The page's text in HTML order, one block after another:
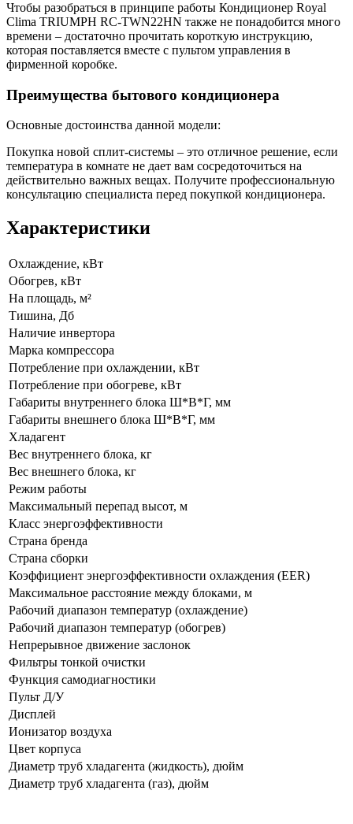
Чтобы разобраться в принципе работы Кондиционер Royal
Clima TRIUMPH RC-TWN22HN также не понадобится много
времени – достаточно прочитать короткую инструкцию,
которая поставляется вместе с пультом управления в
фирменной коробке.
Преимущества бытового кондиционера
Основные достоинства данной модели:
Покупка новой сплит-системы – это отличное решение, если
температура в комнате не дает вам сосредоточиться на
действительно важных вещах. Получите профессиональную
консультацию специалиста перед покупкой кондиционера.
Характеристики
Охлаждение, кВт
Обогрев, кВт
На площадь, м²
Тишина, Дб
Наличие инвертора
Марка компрессора
Потребление при охлаждении, кВт
Потребление при обогреве, кВт
Габариты внутреннего блока Ш*В*Г, мм
Габариты внешнего блока Ш*В*Г, мм
Хладагент
Вес внутреннего блока, кг
Вес внешнего блока, кг
Режим работы
Максимальный перепад высот, м
Класс энергоэффективности
Страна бренда
Страна сборки
Коэффициент энергоэффективности охлаждения (EER)
Максимальное расстояние между блоками, м
Рабочий диапазон температур (охлаждение)
Рабочий диапазон температур (обогрев)
Непрерывное движение заслонок
Фильтры тонкой очистки
Функция самодиагностики
Пульт Д/У
Дисплей
Ионизатор воздуха
Цвет корпуса
Диаметр труб хладагента (жидкость), дюйм
Диаметр труб хладагента (газ), дюйм